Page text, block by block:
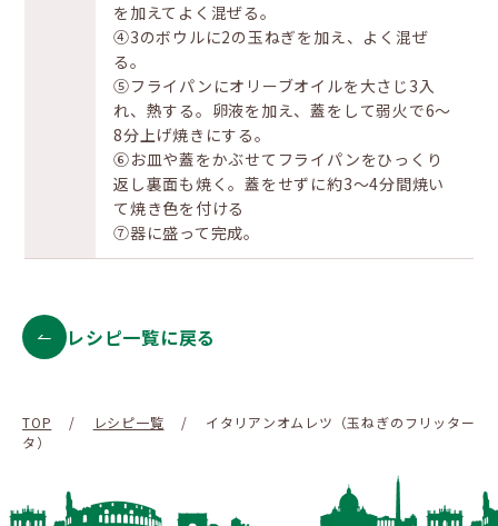
を加えてよく混ぜる。
④3のボウルに2の玉ねぎを加え、よく混ぜ
る。
⑤フライパンにオリーブオイルを大さじ3入
れ、熱する。卵液を加え、蓋をして弱火で6～
8分上げ焼きにする。
⑥お皿や蓋をかぶせてフライパンをひっくり
返し裏面も焼く。蓋をせずに約3〜4分間焼い
て焼き色を付ける
⑦器に盛って完成。
レシピ一覧に戻る
TOP / レシピ一覧 /
イタリアンオムレツ（玉ねぎのフリッター
タ）